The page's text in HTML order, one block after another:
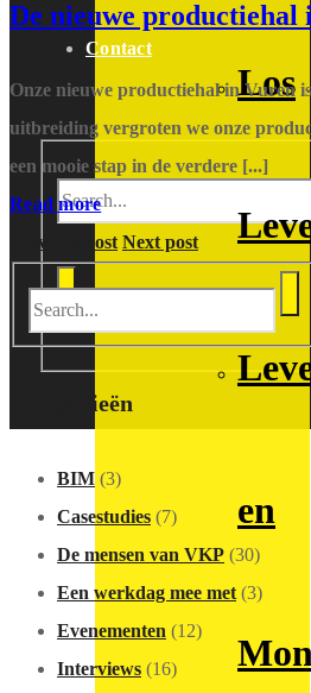
Contact
Los
en
De nieuwe
Onze nieuwe productiehal in Vuren
uitbreiding vergroten we onze
een mooie stap in de verdere [...]
Read more
Previous post Next post
Categorieën
BIM (3)
Casestudies (7)
De mensen van VKP (30)
Een werkdag mee met (3)
Evenementen (12)
Interviews (16)